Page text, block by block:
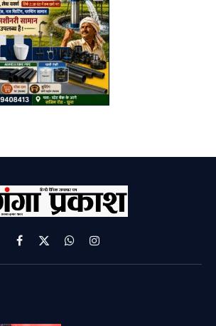
Facebook
X
(Twitter)
WhatsAppInstagram